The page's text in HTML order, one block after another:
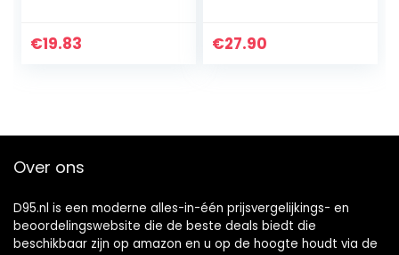
€19.83 €27.90
Over ons
D95.nl is een moderne alles-in-één prijsvergelijkings- en
beoordelingswebsite die de beste deals biedt die
beschikbaar zijn op amazon en u op de hoogte houdt via de